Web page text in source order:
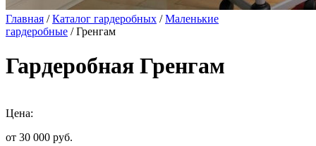
Главная /Каталог гардеробных /Маленькие
гардеробные / Гренгам
Гардеробная Гренгам
Цена:
от 30 000 руб.